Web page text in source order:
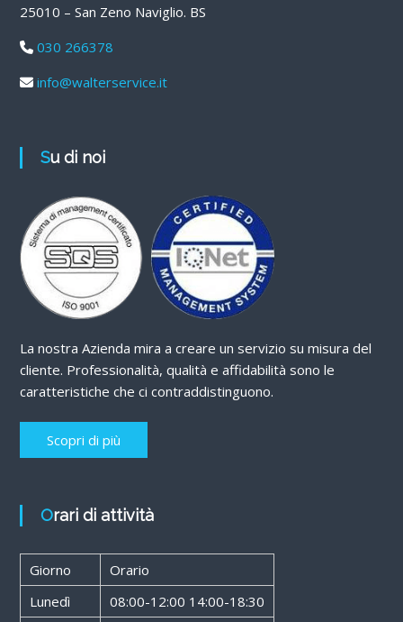
25010 – San Zeno Naviglio. BS
030 266378
info@walterservice.it
Su di noi
La nostra Azienda mira a creare un servizio su misura del
cliente. Professionalità, qualità e affidabilità sono le
caratteristiche che ci contraddistinguono.
Scopri di più
Orari di attività
Giorno
Orario
Lunedì
08:00-12:00 14:00-18:30